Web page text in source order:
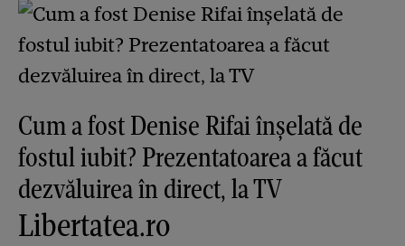
Cum a fost Denise Rifai înșelată de
fostul iubit? Prezentatoarea a făcut
dezvăluirea în direct, la TV
Libertatea.ro